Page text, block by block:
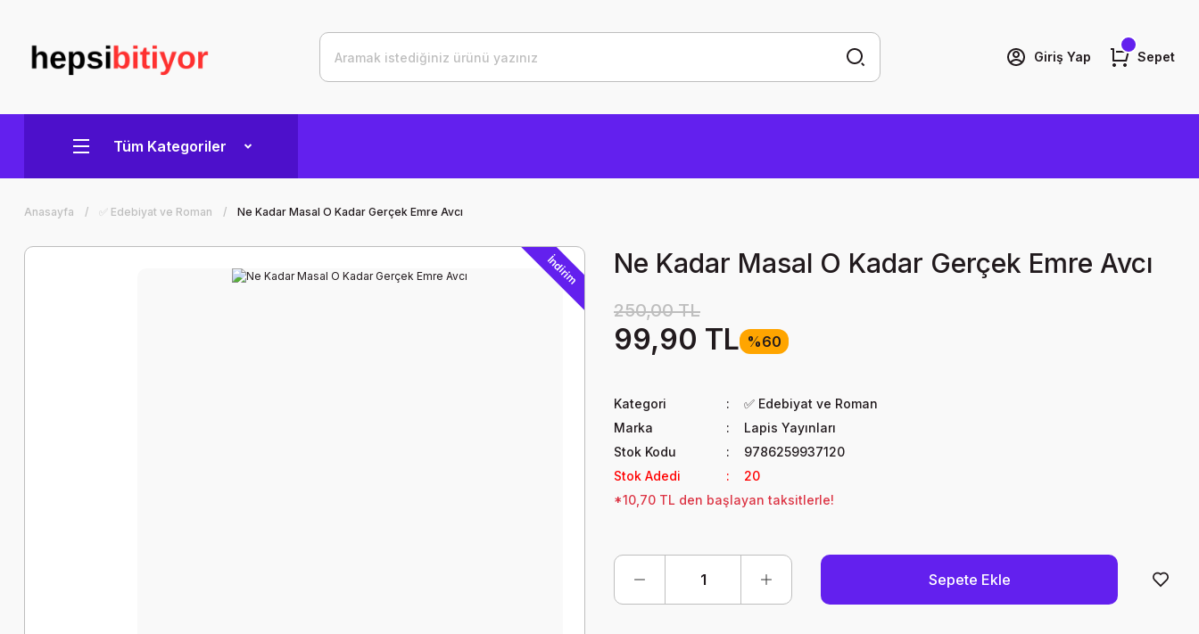
Giriş Yap Sepet
Tüm Kategoriler
Anasayfa ✅ Edebiyat ve Roman Ne Kadar Masal O Kadar Gerçek Emre Avcı
İndirim Ne Kadar Masal O Kadar Gerçek Emre Avcı
250,00 TL
99,90 TL %60
Kategori
✅ Edebiyat ve Roman
Marka
Lapis Yayınları
Stok Kodu
9786259937120
Stok Adedi
20
*10,70 TL den başlayan taksitlerle!
Sepete Ekle